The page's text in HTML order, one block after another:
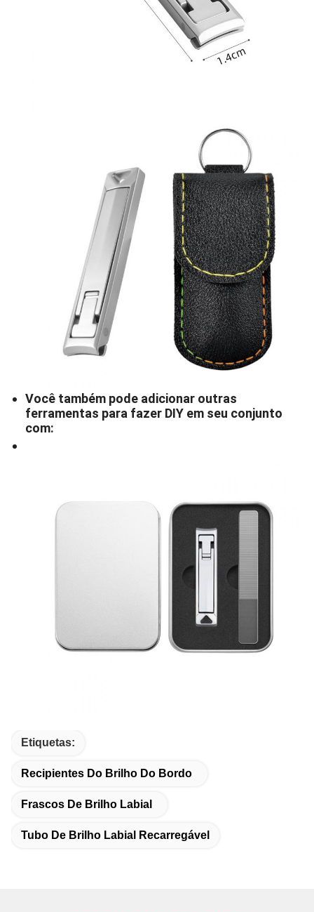
Você também pode adicionar outras
ferramentas para fazer DIY em seu conjunto
com:
Etiquetas:
Recipientes Do Brilho Do Bordo
Frascos De Brilho Labial
Tubo De Brilho Labial Recarregável